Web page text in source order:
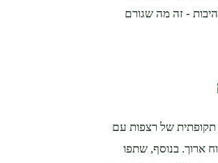
- זה מה שגורם
תקופתית של רצפות עם
ארוך. בנוסף, שתפו